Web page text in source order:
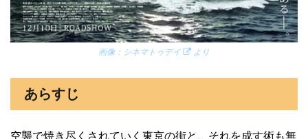
画像： シネマトゥデイ より
あらすじ
空襲で焼き尽くされていく東京の街と、それを成す術も無